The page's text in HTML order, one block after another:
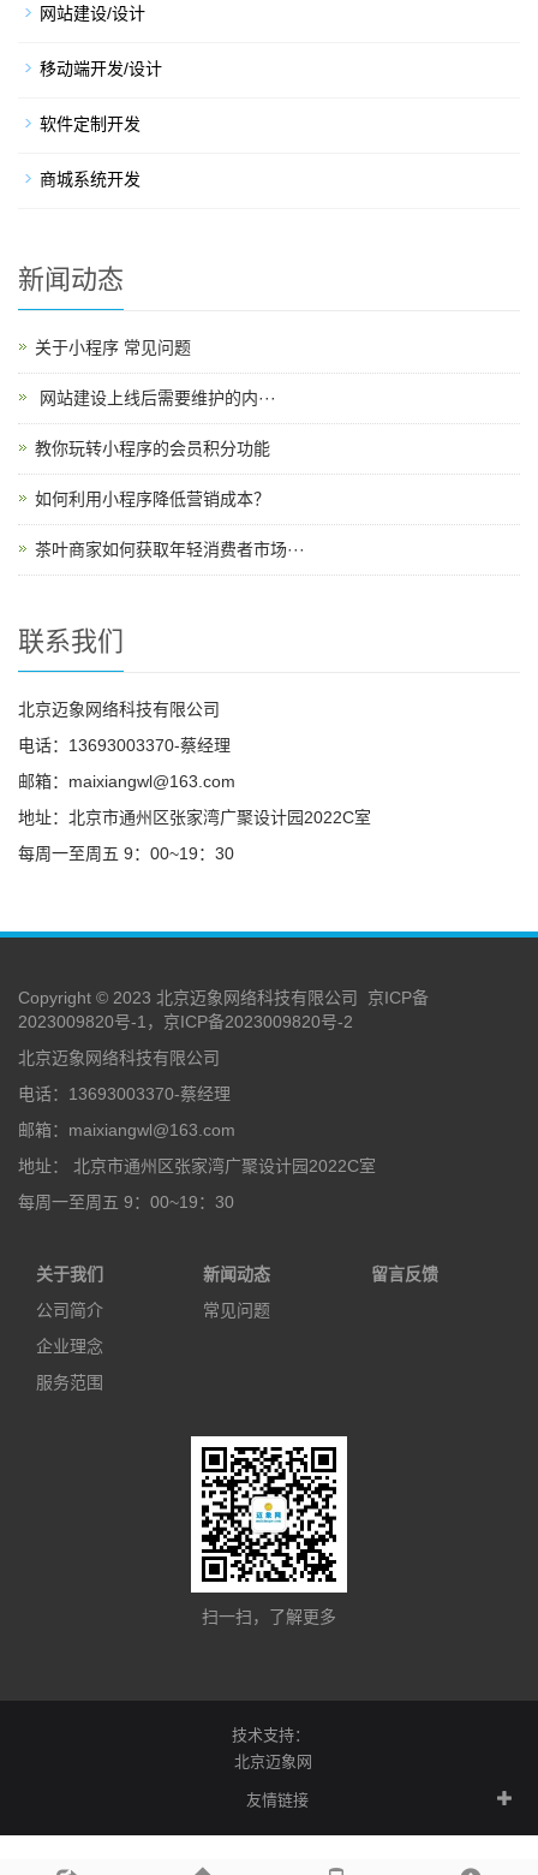
网站建设/设计
移动端开发/设计
软件定制开发
商城系统开发
新闻动态
关于小程序 常见问题
​ 网站建设上线后需要维护的内···
教你玩转小程序的会员积分功能
如何利用小程序降低营销成本？
茶叶商家如何获取年轻消费者市场···
联系我们
北京迈象网络科技有限公司
电话：13693003370-蔡经理
邮箱：maixiangwl@163.com
地址：北京市通州区张家湾广聚设计园2022C室
每周一至周五 9：00~19：30
Copyright © 2023 北京迈象网络科技有限公司
京ICP备
2023009820号-1，京ICP备2023009820号-2
北京迈象网络科技有限公司
电话：13693003370-蔡经理
邮箱：maixiangwl@163.com
地址： 北京市通州区张家湾广聚设计园2022C室
每周一至周五 9：00~19：30
关于我们
公司简介
企业理念
服务范围
新闻动态
常见问题
留言反馈
扫一扫，了解更多
技术支持：
北京迈象网
友情链接